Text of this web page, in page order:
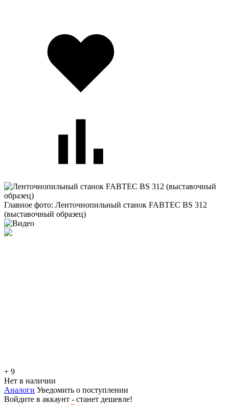
Главное фото: Ленточнопильный станок FABTEC BS 312
(выставочный образец)
+ 9
Нет в наличии
Аналоги Уведомить о поступлении
Войдите в аккаунт - станет дешевле!